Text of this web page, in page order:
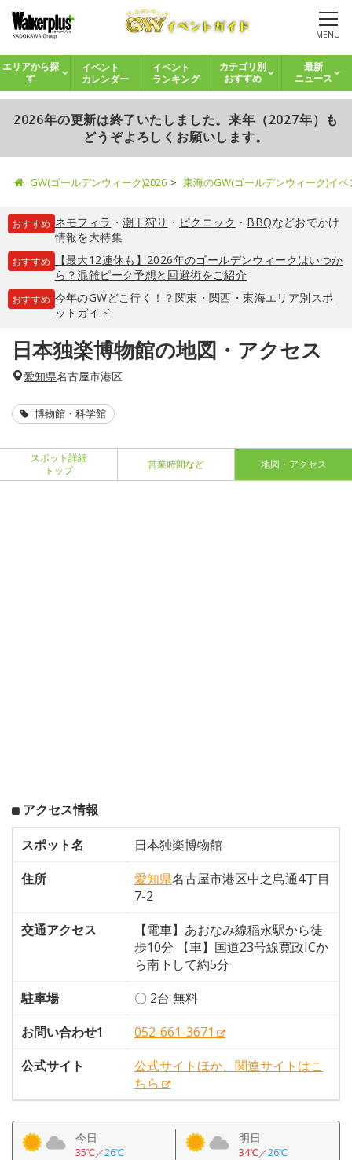
MENU
エリアから探
す
イベント
カレンダー
イベント
ランキング
カテゴリ別
おすすめ
最新
ニュース
2026年の更新は終了いたしました。来年（2027年）も
どうぞよろしくお願いします。
GW(ゴールデンウィーク)2026 東海のGW(ゴールデンウィーク)イ
おすすめ ネモフィラ ・ 潮干狩り ・ ピクニック ・ BBQなどおでかけ
情報を大特集
おすすめ
【最大12連休も】2026年のゴールデンウィークはいつか
ら？混雑ピーク予想と回避術をご紹介
おすすめ 今年のGWどこ行く！？関東・関西・東海エリア別スポ
ットガイド
日本独楽博物館の地図・アクセス
愛知県名古屋市港区
博物館・科学館
スポット詳細
トップ
営業時間など 地図・アクセス
アクセス情報
スポット名
日本独楽博物館
住所
愛知県名古屋市港区中之島通4丁目
7-2
交通アクセス
【電車】あおなみ線稲永駅から徒
歩10分 【車】国道23号線寛政ICか
ら南下して約5分
駐車場
〇 2台 無料
お問い合わせ1
052-661-3671
公式サイト
公式サイトほか、関連サイトはこ
ちら
今日
35℃／26℃
明日
34℃／26℃